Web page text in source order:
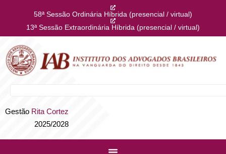
58ª Sessão Ordinária Híbrida (presencial / virtual)
13ª Sessão Extraordinária Híbrida (presencial / virtual)
Gestão Rita Cortez
2025/2028